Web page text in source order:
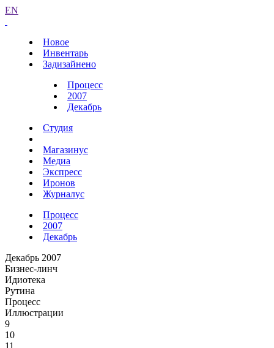
EN
Новое
Инвентарь
Задизайнено
Процесс
2007
Декабрь
Студия
Магазинус
Медиа
Экспресс
Иронов
Журналус
Процесс
2007
Декабрь
Декабрь 2007
Бизнес-линч
Идиотека
Рутина
Процесс
Иллюстрации
9
10
11